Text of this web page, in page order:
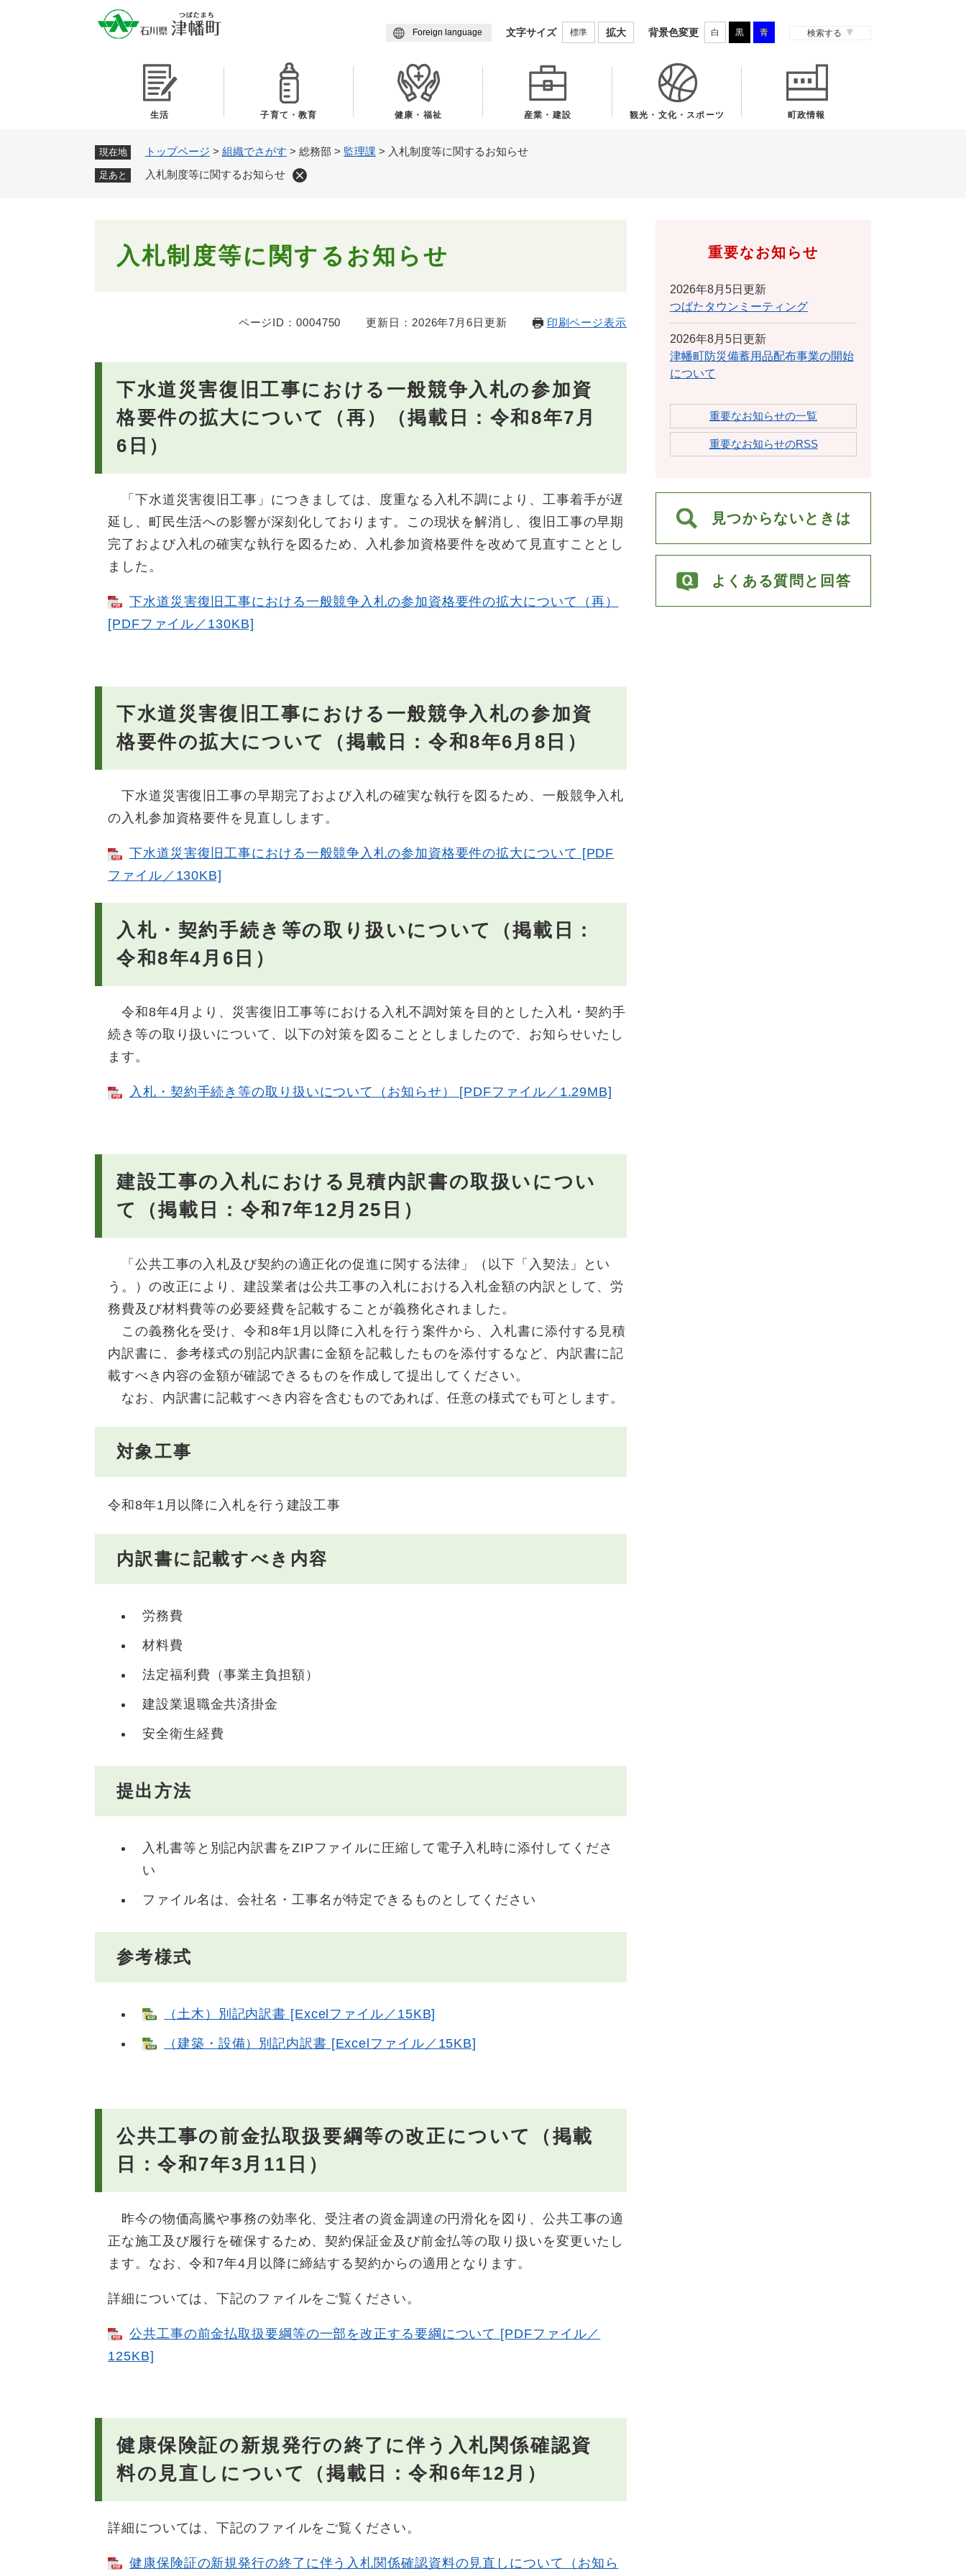
Foreign language 文字サイズ 標準 拡大 背景色変更 白 黒 青 検索する
生活 子育て・教育 健康・福祉 産業・建設 観光・文化・スポーツ 町政情報
現在地 トップページ > 組織でさがす > 総務部 > 監理課 > 入札制度等に関するお知らせ
足あと 入札制度等に関するお知らせ
入札制度等に関するお知らせ
ページID：0004750 更新日：2026年7月6日更新 印刷ページ表示
下水道災害復旧工事における一般競争入札の参加資
格要件の拡大について（再）（掲載日：令和8年7月
6日）
「下水道災害復旧工事」につきましては、度重なる入札不調により、工事着手が遅
延し、町民生活への影響が深刻化しております。この現状を解消し、復旧工事の早期
完了および入札の確実な執行を図るため、入札参加資格要件を改めて見直すこととし
ました。
下水道災害復旧工事における一般競争入札の参加資格要件の拡大について（再）
[PDFファイル／130KB]
下水道災害復旧工事における一般競争入札の参加資
格要件の拡大について（掲載日：令和8年6月8日）
下水道災害復旧工事の早期完了および入札の確実な執行を図るため、一般競争入札
の入札参加資格要件を見直しします。
下水道災害復旧工事における一般競争入札の参加資格要件の拡大について [PDF
ファイル／130KB]
入札・契約手続き等の取り扱いについて（掲載日：
令和8年4月6日）
令和8年4月より、災害復旧工事等における入札不調対策を目的とした入札・契約手
続き等の取り扱いについて、以下の対策を図ることとしましたので、お知らせいたし
ます。
入札・契約手続き等の取り扱いについて（お知らせ） [PDFファイル／1.29MB]
建設工事の入札における見積内訳書の取扱いについ
て（掲載日：令和7年12月25日）
「公共工事の入札及び契約の適正化の促進に関する法律」（以下「入契法」とい
う。）の改正により、建設業者は公共工事の入札における入札金額の内訳として、労
務費及び材料費等の必要経費を記載することが義務化されました。
この義務化を受け、令和8年1月以降に入札を行う案件から、入札書に添付する見積
内訳書に、参考様式の別記内訳書に金額を記載したものを添付するなど、内訳書に記
載すべき内容の金額が確認できるものを作成して提出してください。
なお、内訳書に記載すべき内容を含むものであれば、任意の様式でも可とします。
対象工事
令和8年1月以降に入札を行う建設工事
内訳書に記載すべき内容
労務費
材料費
法定福利費（事業主負担額）
建設業退職金共済掛金
安全衛生経費
提出方法
入札書等と別記内訳書をZIPファイルに圧縮して電子入札時に添付してくださ
い
ファイル名は、会社名・工事名が特定できるものとしてください
参考様式
（土木）別記内訳書 [Excelファイル／15KB]
（建築・設備）別記内訳書 [Excelファイル／15KB]​
公共工事の前金払取扱要綱等の改正について（掲載
日：令和7年3月11日）
昨今の物価高騰や事務の効率化、受注者の資金調達の円滑化を図り、公共工事の適
正な施工及び履行を確保するため、契約保証金及び前金払等の取り扱いを変更いたし
ます。なお、令和7年4月以降に締結する契約からの適用となります。
詳細については、下記のファイルをご覧ください。
公共工事の前金払取扱要綱等の一部を改正する要綱について [PDFファイル／
125KB]
​健康保険証の新規発行の終了に伴う入札関係確認資
料の見直しについて（掲載日：令和6年12月）
詳細については、下記のファイルをご覧ください。
健康保険証の新規発行の終了に伴う入札関係確認資料の見直しについて（お知ら
重要なお知らせ
2026年8月5日更新
つばたタウンミーティング
2026年8月5日更新
津幡町防災備蓄用品配布事業の開始
について
重要なお知らせの一覧
重要なお知らせのRSS
見つからないときは
よくある質問と回答